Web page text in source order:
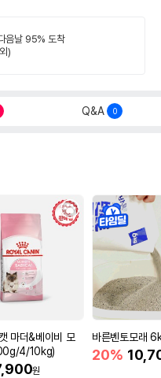
음날 95% 도착
)
Q&A 0
마더&베이비 모
4/10kg)
원
바른벤토모래
20%